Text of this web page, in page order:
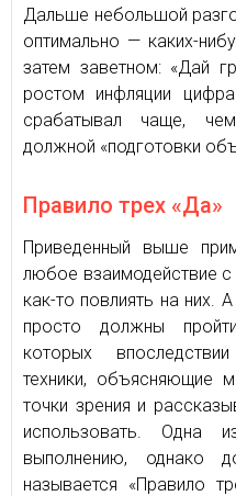
Дальше небольшой
оптимально — каких-
затем заветном: «Дай
ростом инфляции
срабатывал чаще,
должной «подготовки
Правило трех «Да»
Приведенный выше
любое взаимодействие
как-то повлиять на них.
просто должны
которых
техники, объясняющие
точки зрения и
использовать. Одна
выполнению, однако
называется «Правило